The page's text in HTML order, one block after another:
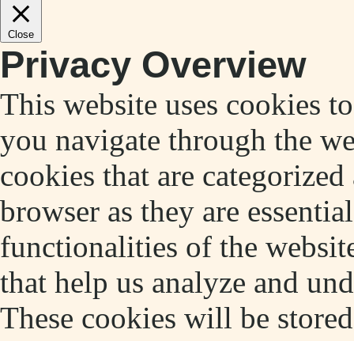
Close
Privacy Overview
This website uses cookies
you navigate through the
cookies that are
browser as they are
functionalities of the
that help us analyze and
These cookies will be